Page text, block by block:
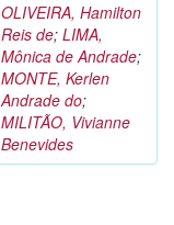
OLIVEIRA, Hamilton
Reis de; LIMA,
Mônica de Andrade;
MONTE, Kerlen
Andrade do;
MILITÃO, Vivianne
Benevides